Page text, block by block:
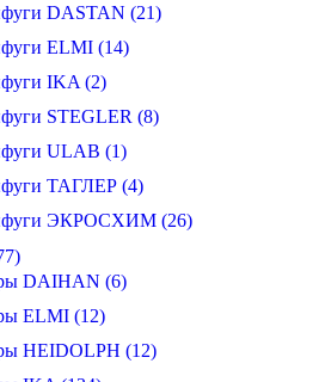
DASTAN (21)
ELMI (14)
IKA (2)
STEGLER (8)
ULAB (1)
ТАГЛЕР (4)
ЭКРОСХИМ (26)
DAIHAN (6)
ELMI (12)
HEIDOLPH (12)